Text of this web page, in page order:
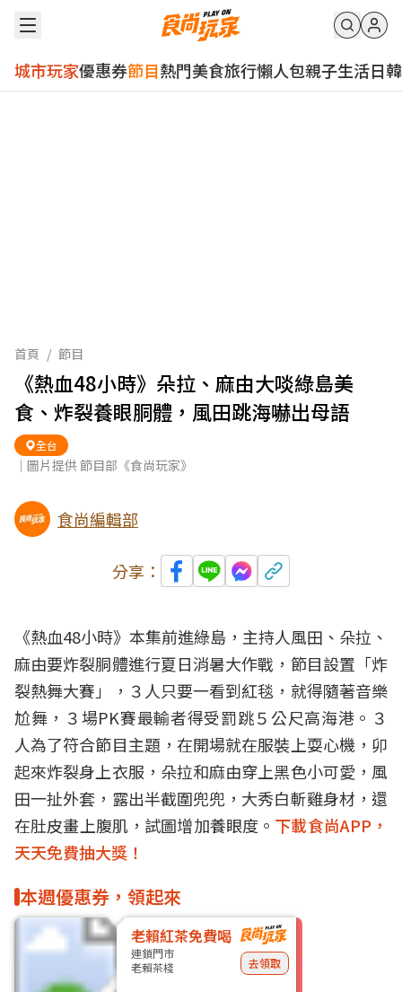
城市玩家優惠券節目熱門美食旅行懶人包親子生活日韓
首頁 / 節目
《熱血48小時》朵拉、麻由大啖綠島美
食、炸裂養眼胴體，風田跳海嚇出母語
全台
｜圖片提供 節目部《食尚玩家》
食尚編輯部
分享：
《熱血48小時》本集前進綠島，主持人風田、朵拉、
麻由要炸裂胴體進行夏日消暑大作戰，節目設置「炸
裂熱舞大賽」，３人只要一看到紅毯，就得隨著音樂
尬舞，３場PK賽最輸者得受罰跳５公尺高海港。３
人為了符合節目主題，在開場就在服裝上耍心機，卯
起來炸裂身上衣服，朵拉和麻由穿上黑色小可愛，風
田一扯外套，露出半截圍兜兜，大秀白斬雞身材，還
在肚皮畫上腹肌，試圖增加養眼度。 下載食尚APP，
天天免費抽大獎！
本週優惠券，領起來
老賴紅茶免費喝
連鎖門市
老賴茶棧
去領取